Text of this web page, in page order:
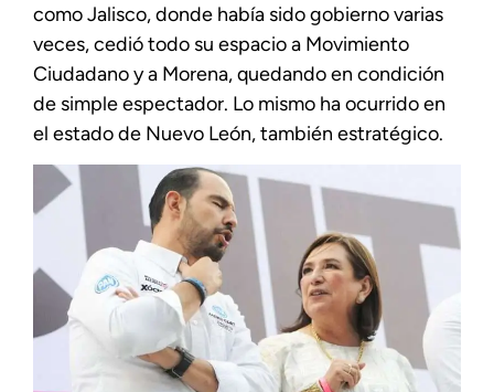
como Jalisco, donde había sido gobierno varias
veces, cedió todo su espacio a Movimiento
Ciudadano y a Morena, quedando en condición
de simple espectador. Lo mismo ha ocurrido en
el estado de Nuevo León, también estratégico.